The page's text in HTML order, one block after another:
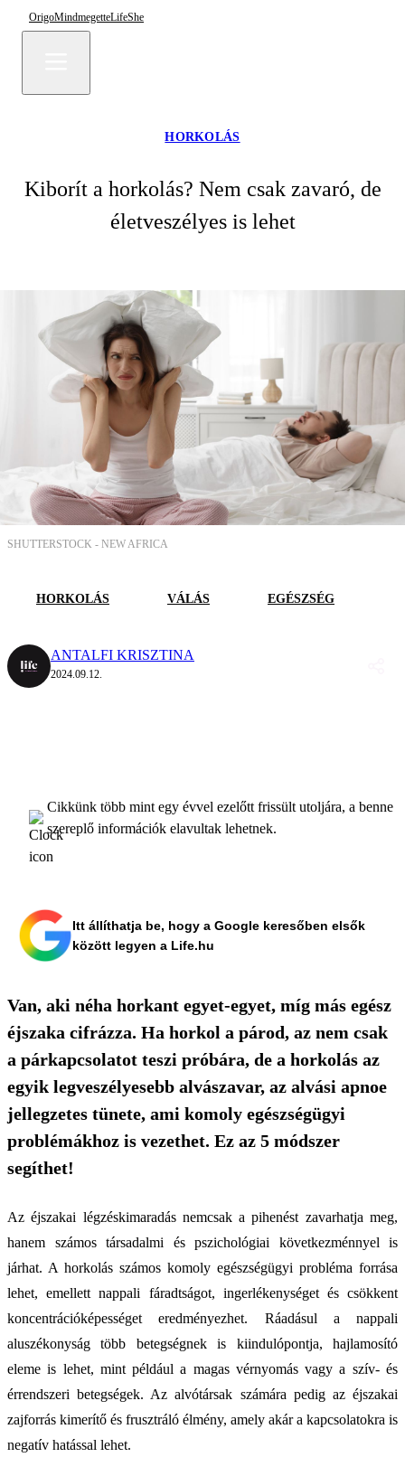
OrigoMindmegetteLifeShe
HORKOLÁS
Kiborít a horkolás? Nem csak zavaró, de
életveszélyes is lehet
SHUTTERSTOCK - NEW AFRICA
HORKOLÁS VÁLÁS EGÉSZSÉG
ANTALFI KRISZTINA
2024.09.12.
Cikkünk több mint egy évvel ezelőtt frissült utoljára, a benne
szereplő információk elavultak lehetnek.
Itt állíthatja be, hogy a Google keresőben elsők
között legyen a Life.hu
Van, aki néha horkant egyet-egyet, míg más egész
éjszaka cifrázza. Ha horkol a párod, az nem csak
a párkapcsolatot teszi próbára, de a horkolás az
egyik legveszélyesebb alvászavar, az alvási apnoe
jellegzetes tünete, ami komoly egészségügyi
problémákhoz is vezethet. Ez az 5 módszer
segíthet!
Az éjszakai légzéskimaradás nemcsak a pihenést zavarhatja meg,
hanem számos társadalmi és pszichológiai következménnyel is
járhat. A horkolás számos komoly egészségügyi probléma forrása
lehet, emellett nappali fáradtságot, ingerlékenységet és csökkent
koncentrációképességet eredményezhet. Ráadásul a nappali
aluszékonyság több betegségnek is kiindulópontja, hajlamosító
eleme is lehet, mint például a magas vérnyomás vagy a szív- és
érrendszeri betegségek. Az alvótársak számára pedig az éjszakai
zajforrás kimerítő és frusztráló élmény, amely akár a kapcsolatokra is
negatív hatással lehet.